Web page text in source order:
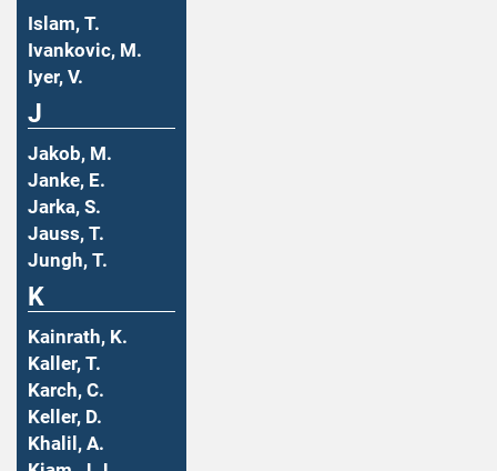
Islam, T.
Ivankovic, M.
Iyer, V.
J
Jakob, M.
Janke, E.
Jarka, S.
Jauss, T.
Jungh, T.
K
Kainrath, K.
Kaller, T.
Karch, C.
Keller, D.
Khalil, A.